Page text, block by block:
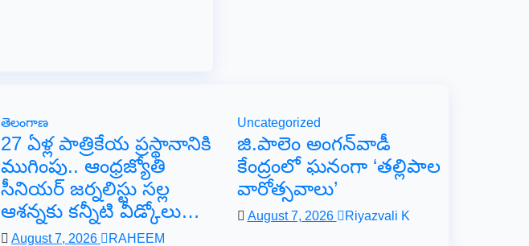
తెలంగాణ
27 ఏళ్ల పాత్రికేయ ప్రస్థానానికి
ముగింపు.. ఆంధ్రజ్యోతి
సీనియర్ జర్నలిస్టు సల్ల
ఆశన్నకు కన్నీటి వీడ్కోలు…
August 7, 2026 RAHEEM
Uncategorized
జి.పాలెం అంగన్‌వాడీ
కేంద్రంలో ఘనంగా ‘తల్లిపాల
వారోత్సవాలు’
August 7, 2026 Riyazvali K